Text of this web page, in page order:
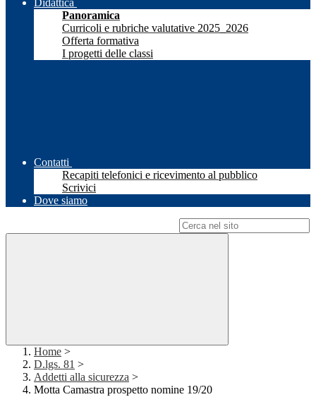
Didattica
Panoramica
Curricoli e rubriche valutative 2025_2026
Offerta formativa
I progetti delle classi
Contatti
Recapiti telefonici e ricevimento al pubblico
Scrivici
Dove siamo
Home >
D.lgs. 81 >
Addetti alla sicurezza >
Motta Camastra prospetto nomine 19/20